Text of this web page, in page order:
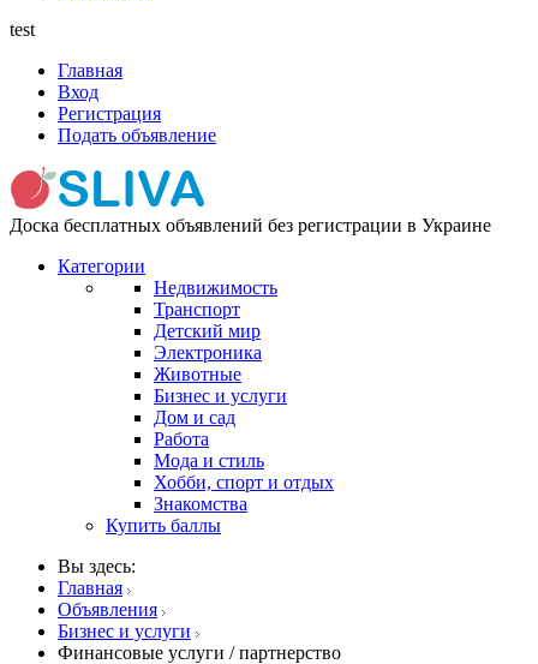
test
Главная
Вход
Регистрация
Подать объявление
Доска бесплатных объявлений без регистрации в Украине
Категории
Недвижимость
Транспорт
Детский мир
Электроника
Животные
Бизнес и услуги
Дом и сад
Работа
Мода и стиль
Хобби, спорт и отдых
Знакомства
Купить баллы
Вы здесь:
Главная
Объявления
Бизнес и услуги
Финансовые услуги / партнерство